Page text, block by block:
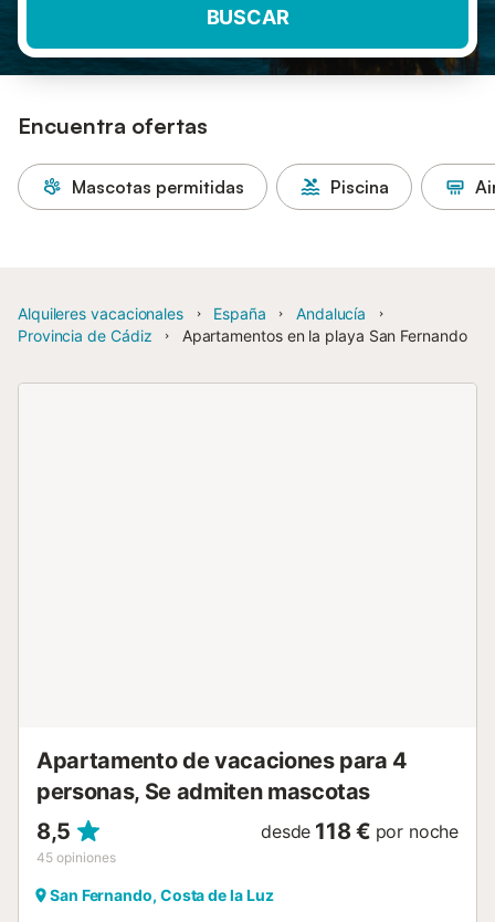
BUSCAR
Encuentra ofertas
Mascotas permitidas Piscina
Alquileres vacacionales España
Andalucía
Provincia de Cádiz
Apartamentos en la playa San Fernando
Apartamento de vacaciones para 4
personas, Se admiten mascotas
8,5
45 opiniones
desde 118 € por noche
San Fernando, Costa de la Luz